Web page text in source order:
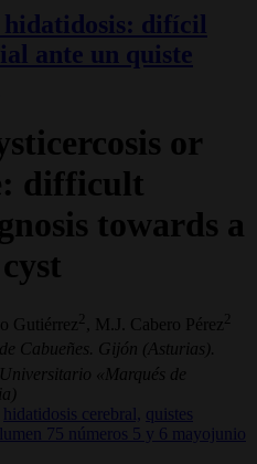
hidatidosis: difícil
ante un quiste
or
difficult
towards a
Gutiérrez , M.J. Cabero Pérez
Cabueñes. Gijón (Asturias).
«Marqués de
hidatidosis cerebral,
quistes
75 números 5 y 6 mayojunio